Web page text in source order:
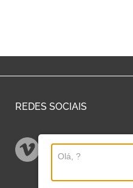
REDES SOCIAIS